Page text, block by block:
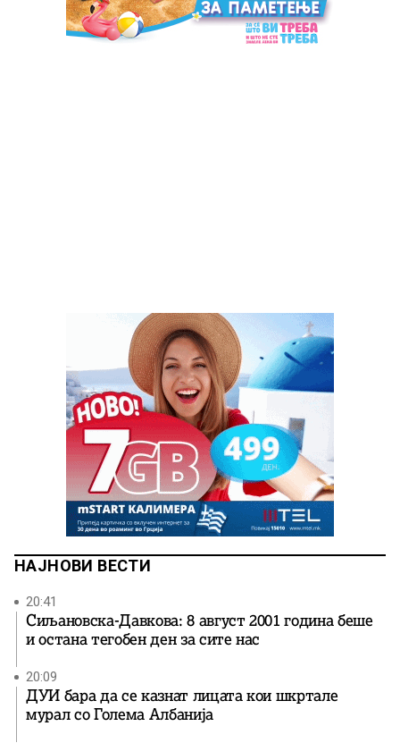
НАЈНОВИ ВЕСТИ
20:41
Сиљановска-Давкова: 8 август 2001 година беше
и остана тегобен ден за сите нас
20:09
ДУИ бара да се казнат лицата кои шкртале
мурал со Голема Албанија